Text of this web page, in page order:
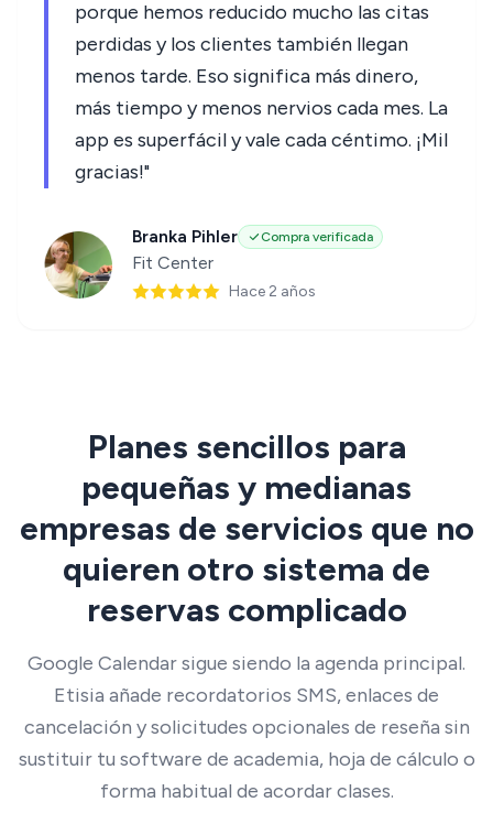
porque hemos reducido mucho las citas
perdidas y los clientes también llegan
menos tarde. Eso significa más dinero,
más tiempo y menos nervios cada mes. La
app es superfácil y vale cada céntimo. ¡Mil
gracias!"
Branka Pihler Compra verificada
Fit Center
Hace 2 años
Planes sencillos para
pequeñas y medianas
empresas de servicios que no
quieren otro sistema de
reservas complicado
Google Calendar sigue siendo la agenda principal.
Etisia añade recordatorios SMS, enlaces de
cancelación y solicitudes opcionales de reseña sin
sustituir tu software de academia, hoja de cálculo o
forma habitual de acordar clases.